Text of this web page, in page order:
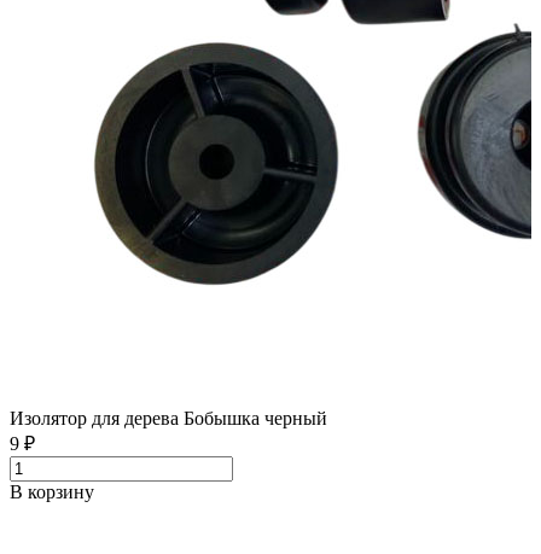
Изолятор для дерева Бобышка черный
9 ₽
В корзину